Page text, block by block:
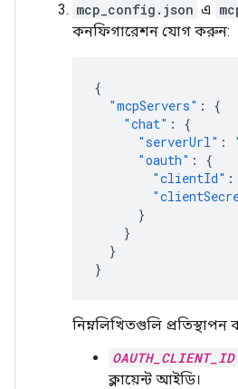
mcp_config.json এ
কনফিগারেশন যোগ করুন:
{
"mcpServers" :
{
"chat" :
{
"serverUrl" :
"oauth" :
{
"clientId" :
}
}
}
}
নিম্নলিখিতগুলি
OAUTH_CLIENT_ID
ক্লায়েন্ট আইডি।